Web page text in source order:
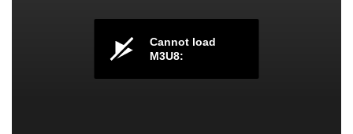
Cannot load
M3U8: